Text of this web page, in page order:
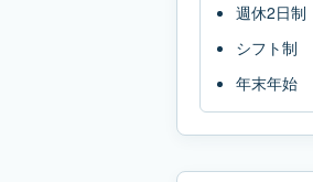
週休2日制
シフト制
年末年始